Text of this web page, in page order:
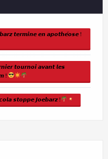
𝙩𝙚𝙧𝙢𝙞𝙣𝙚 𝙚𝙣 𝙖𝙥𝙤𝙩𝙝𝙚́𝙤𝙨𝙚 !
𝙩𝙤𝙪𝙧𝙣𝙤𝙞 𝙖𝙫𝙖𝙣𝙩 𝙡𝙚𝙨
!
𝙨𝙩𝙤𝙥𝙥𝙚 𝙅𝙤𝙚𝙗𝙖𝙧𝙯 !